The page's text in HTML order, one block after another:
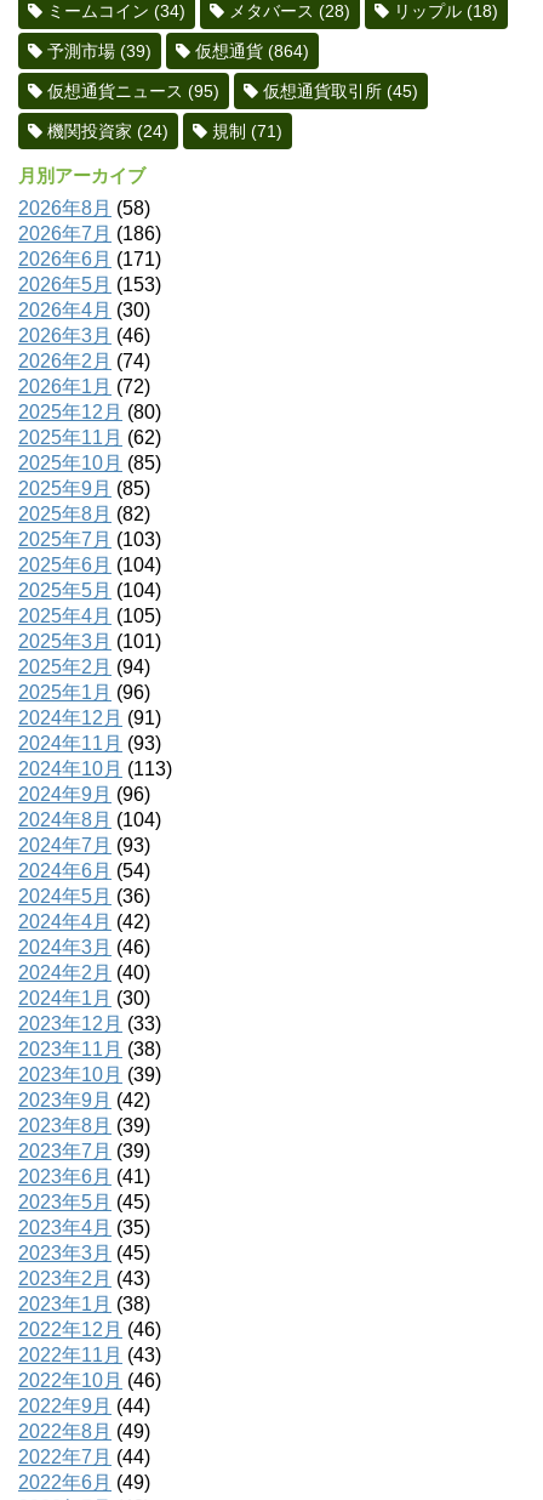
ミームコイン (34) メタバース (28) リップル (18)
予測市場 (39) 仮想通貨 (864)
仮想通貨ニュース (95) 仮想通貨取引所 (45)
機関投資家 (24) 規制 (71)
月別アーカイブ
2026年8月 (58)
2026年7月 (186)
2026年6月 (171)
2026年5月 (153)
2026年4月 (30)
2026年3月 (46)
2026年2月 (74)
2026年1月 (72)
2025年12月 (80)
2025年11月 (62)
2025年10月 (85)
2025年9月 (85)
2025年8月 (82)
2025年7月 (103)
2025年6月 (104)
2025年5月 (104)
2025年4月 (105)
2025年3月 (101)
2025年2月 (94)
2025年1月 (96)
2024年12月 (91)
2024年11月 (93)
2024年10月 (113)
2024年9月 (96)
2024年8月 (104)
2024年7月 (93)
2024年6月 (54)
2024年5月 (36)
2024年4月 (42)
2024年3月 (46)
2024年2月 (40)
2024年1月 (30)
2023年12月 (33)
2023年11月 (38)
2023年10月 (39)
2023年9月 (42)
2023年8月 (39)
2023年7月 (39)
2023年6月 (41)
2023年5月 (45)
2023年4月 (35)
2023年3月 (45)
2023年2月 (43)
2023年1月 (38)
2022年12月 (46)
2022年11月 (43)
2022年10月 (46)
2022年9月 (44)
2022年8月 (49)
2022年7月 (44)
2022年6月 (49)